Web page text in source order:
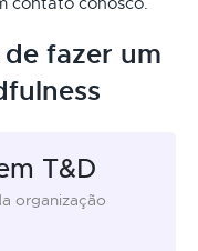
fazer um
T&D
organização